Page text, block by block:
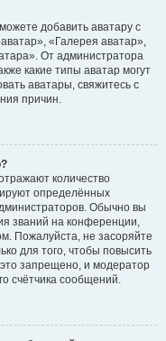
добавить аватару с
«Галерея аватар»,
От администратора
какие типы аватар могут
аватары, свяжитесь с
причин.
количество
определённых
Обычно вы
званий на конференции,
Пожалуйста, не засоряйте
для того, чтобы повысить
запрещено, и модератор
счётчика сообщений.